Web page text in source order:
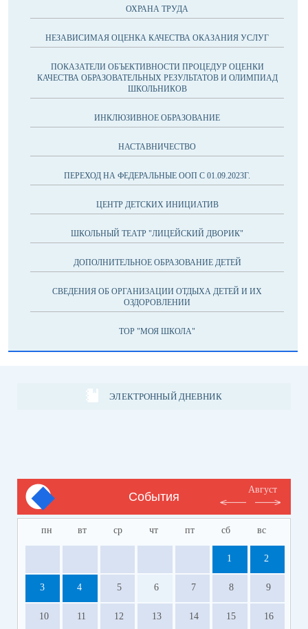
ОХРАНА ТРУДА
НЕЗАВИСИМАЯ ОЦЕНКА КАЧЕСТВА ОКАЗАНИЯ УСЛУГ
ПОКАЗАТЕЛИ ОБЪЕКТИВНОСТИ ПРОЦЕДУР ОЦЕНКИ
КАЧЕСТВА ОБРАЗОВАТЕЛЬНЫХ РЕЗУЛЬТАТОВ И ОЛИМПИАД
ШКОЛЬНИКОВ
ИНКЛЮЗИВНОЕ ОБРАЗОВАНИЕ
НАСТАВНИЧЕСТВО
ПЕРЕХОД НА ФЕДЕРАЛЬНЫЕ ООП С 01.09.2023Г.
ЦЕНТР ДЕТСКИХ ИНИЦИАТИВ
ШКОЛЬНЫЙ ТЕАТР "ЛИЦЕЙСКИЙ ДВОРИК"
ДОПОЛНИТЕЛЬНОЕ ОБРАЗОВАНИЕ ДЕТЕЙ
СВЕДЕНИЯ ОБ ОРГАНИЗАЦИИ ОТДЫХА ДЕТЕЙ И ИХ
ОЗДОРОВЛЕНИИ
ТОР "МОЯ ШКОЛА"
ЭЛЕКТРОННЫЙ ДНЕВНИК
События
Август
пн вт ср чт пт сб вс
1 2
3 4 5 6 7 8 9
10 11 12 13 14 15 16